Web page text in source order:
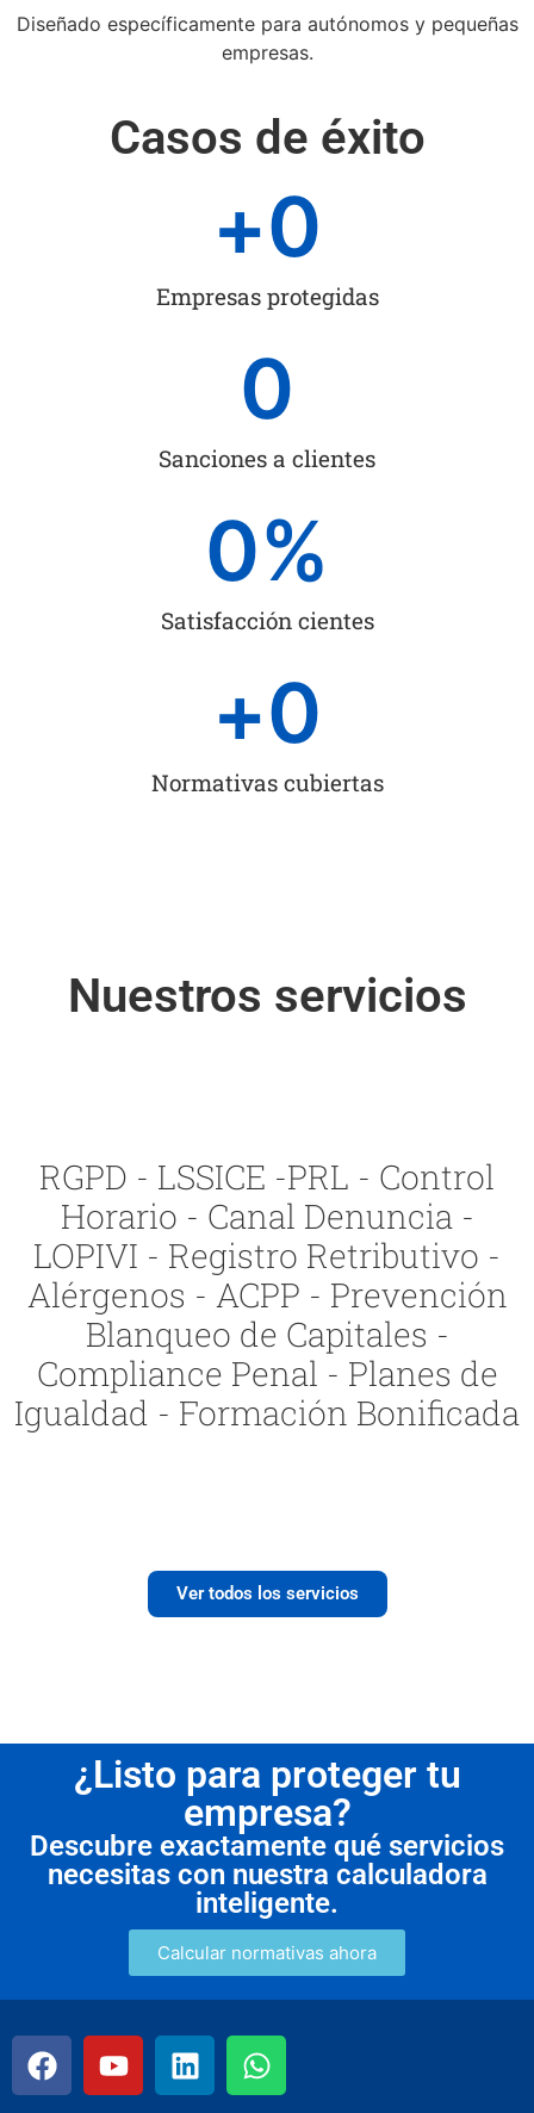
Diseñado específicamente para autónomos y pequeñas
empresas.
Casos de éxito
Empresas protegidas
+0
Sanciones a clientes
0
Satisfacción cientes
0%
Normativas cubiertas
+0
Nuestros servicios
RGPD - LSSICE -PRL - Control
Horario - Canal Denuncia -
LOPIVI - Registro Retributivo -
Alérgenos - ACPP - Prevención
Blanqueo de Capitales -
Compliance Penal - Planes de
Igualdad - Formación Bonificada
Ver todos los servicios
¿Listo para proteger tu
empresa?
Descubre exactamente qué servicios
necesitas con nuestra calculadora
inteligente.
Calcular normativas ahora